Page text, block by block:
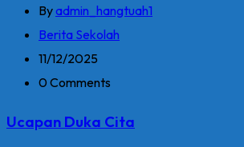
Byadmin_hangtuah1
Berita Sekolah
11/12/2025
0 Comments
Ucapan Duka Cita